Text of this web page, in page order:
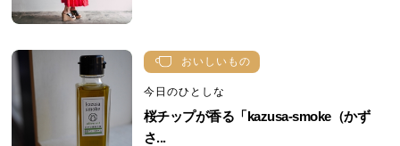
おいしいもの
今日のひとしな
桜チップが香る「kazusa-smoke（かず
さ...